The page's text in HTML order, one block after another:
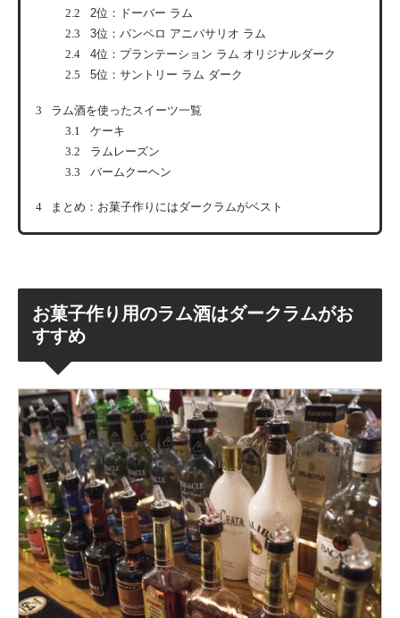
2.2
2位：ドーバー ラム
2.3
3位：パンペロ アニバサリオ ラム
2.4
4位：プランテーション ラム オリジナルダーク
2.5
5位：サントリー ラム ダーク
3
ラム酒を使ったスイーツ一覧
3.1
ケーキ
3.2
ラムレーズン
3.3
バームクーヘン
4 まとめ：お菓子作りにはダークラムがベスト
お菓子作り用のラム酒はダークラムがお
すすめ